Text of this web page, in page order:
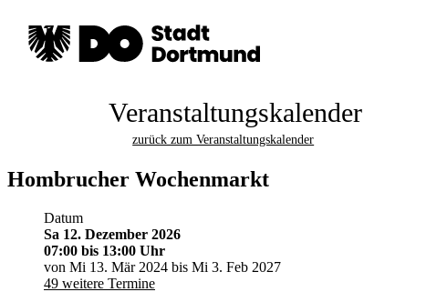
Veranstaltungskalender
zurück zum Veranstaltungskalender
Hombrucher Wochenmarkt
Datum
Sa 12. Dezember 2026
07:00 bis 13:00 Uhr
von Mi 13. Mär 2024 bis Mi 3. Feb 2027
49 weitere Termine